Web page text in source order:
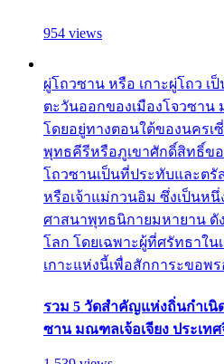
954 views
ผู่โถวซาน หรือ เกาะผู่โถว เ
ตะวันออกของเมืองโจวซาน
โดยอยู่ทางตอนใต้ของนครเ
พุทธคีรีหรือภูเขาศักดิ์สิทธิ์ข
โถวซานเป็นที่ประทับและต
หรือเจ้าแม่กวนอิม ซึ่งเป็นห
ศาสนาพุทธนิกายมหายาน ดั
โลก โดยเฉพาะผู้ที่ศรัทธาใ
เกาะแห่งนี้เพื่อสักการะขอพ
รวม 5 วัดสำคัญแห่งถิ่นกำเนิ
ซาน มณฑลเจ้อเจียง ประเท